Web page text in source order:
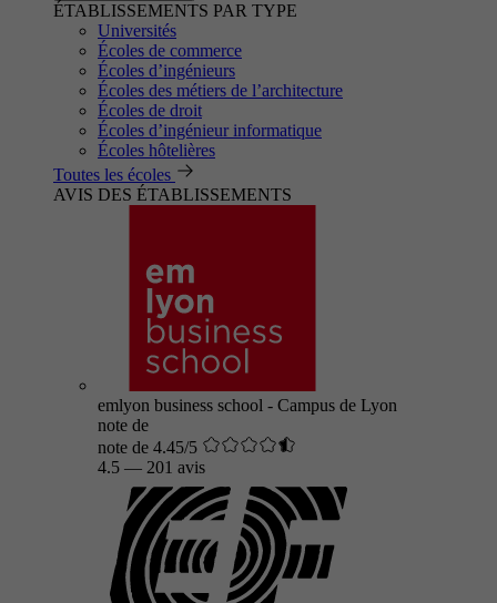
ÉTABLISSEMENTS PAR TYPE
Universités
Écoles de commerce
Écoles d’ingénieurs
Écoles des métiers de l’architecture
Écoles de droit
Écoles d’ingénieur informatique
Écoles hôtelières
Toutes les écoles
AVIS DES ÉTABLISSEMENTS
emlyon business school - Campus de Lyon
note de
note de 4.45/5
4.5 — 201 avis